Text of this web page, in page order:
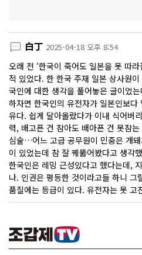
白丁 2025-04-18 오후 8:54
오래 전 ‘한국이 죽어도 일본을 못 따
적 있었다. 한 한국 주재 일본 상사원
국인에 대한 생각을 풀어놓은 글이었
하자면 한국인의 유전자가 일본인보
유다. 쉽게 달아올랐다가 이내 식어버
력, 배고픈 건 참아도 배아픈 건 못참
심술…어느 고급 공무원이 민중은 개
이 있었는데 참 잘 꿰뚫어봤다고 생각
한국인은 레밍 근성있다고 했다는데,
나. 인권은 평등한 것이라고들 하니 그
품질에는 등급이 있다. 유전자는 못 고